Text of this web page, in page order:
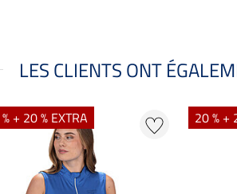
LES CLIENTS ONT
+ 20 % EXTRA 20 % +